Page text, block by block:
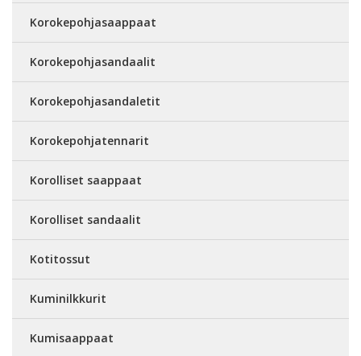
Korokepohjasaappaat
Korokepohjasandaalit
Korokepohjasandaletit
Korokepohjatennarit
Korolliset saappaat
Korolliset sandaalit
Kotitossut
Kuminilkkurit
Kumisaappaat